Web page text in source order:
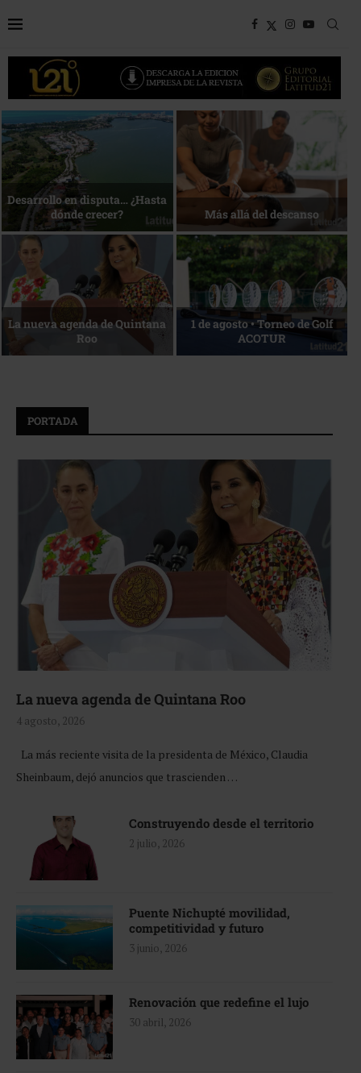
Bottega, un viaje servido a la
mesa
Energía que Impulsa la
competitividad
Reconocimiento de viajeros La esencia del servicio
PORTADA
La nueva agenda de Quintana Roo
4 agosto, 2026
La más reciente visita de la presidenta de México, Claudia
Sheinbaum, dejó anuncios que trascienden …
Construyendo desde el territorio
2 julio, 2026
Puente Nichupté movilidad,
competitividad y futuro
3 junio, 2026
Renovación que redefine el lujo
30 abril, 2026